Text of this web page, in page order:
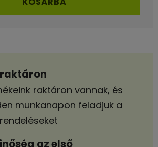
raktáron vannak, és
munkanapon feladjuk a
az első